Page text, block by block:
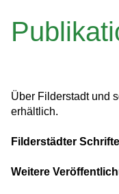
Über Filderstadt und
erhältlich.
Filderstädter
Weitere